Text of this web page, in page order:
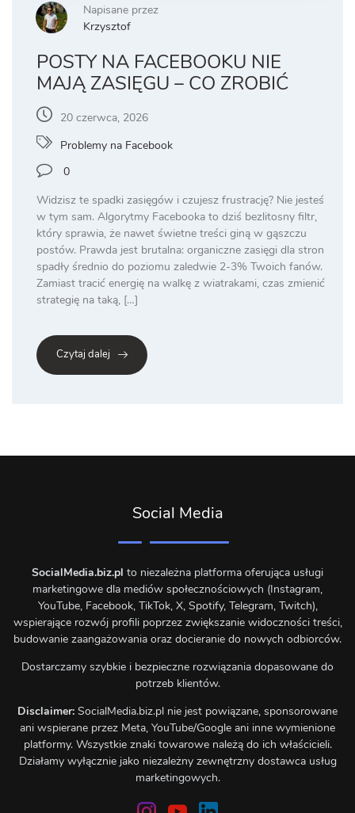
Napisane przez
Krzysztof
POSTY NA FACEBOOKU NIE
MAJĄ ZASIĘGU – CO ZROBIĆ
20 czerwca, 2026
Problemy na Facebook
0
Widzisz te spadki zasięgów i czujesz frustrację? Nie jesteś
w tym sam. Algorytmy Facebooka to dziś bezlitosny filtr,
który sprawia, że nawet świetne treści giną w gąszczu
postów. Prawda jest brutalna: organiczne zasięgi dla stron
spadły średnio do poziomu zaledwie 2-3% Twoich fanów.
Zamiast tracić energię na walkę z wiatrakami, czas zmienić
strategię na taką, […]
Czytaj dalej
Social Media
SocialMedia.biz.pl to niezależna platforma oferująca usługi
marketingowe dla mediów społecznościowych (Instagram,
YouTube, Facebook, TikTok, X, Spotify, Telegram, Twitch),
wspierające rozwój profili poprzez zwiększanie widoczności treści,
budowanie zaangażowania oraz docieranie do nowych odbiorców.
Dostarczamy szybkie i bezpieczne rozwiązania dopasowane do
potrzeb klientów.
Disclaimer: SocialMedia.biz.pl nie jest powiązane, sponsorowane
ani wspierane przez Meta, YouTube/Google ani inne wymienione
platformy. Wszystkie znaki towarowe należą do ich właścicieli.
Działamy wyłącznie jako niezależny zewnętrzny dostawca usług
marketingowych.